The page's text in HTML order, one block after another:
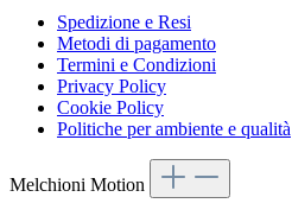
Spedizione e Resi
Metodi di pagamento
Termini e Condizioni
Privacy Policy
Cookie Policy
Politiche per ambiente e qualità
Melchioni Motion